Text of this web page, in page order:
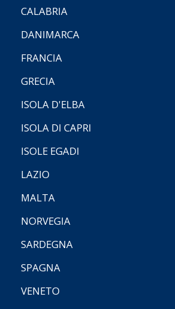
CALABRIA
DANIMARCA
FRANCIA
GRECIA
ISOLA D'ELBA
ISOLA DI CAPRI
ISOLE EGADI
LAZIO
MALTA
NORVEGIA
SARDEGNA
SPAGNA
VENETO